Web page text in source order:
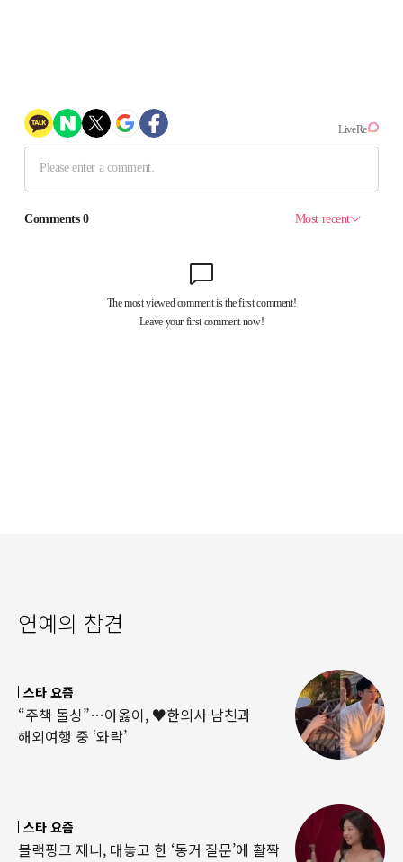
연예의 참견
스타 요즘
“주책 돌싱”…아옳이, ♥한의사 남친과
해외여행 중 ‘와락’
스타 요즘
블랙핑크 제니, 대놓고 한 ‘동거 질문’에 활짝